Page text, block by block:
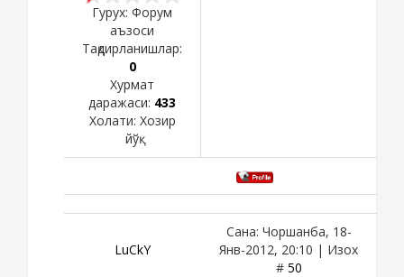
Гурух: Форум
аъзоси
Тақдирланишлар:
0
Хурмат
даражаси: 433
Холати: Хозир
йўқ
LuCkY
Сана: Чоршанба, 18-
Янв-2012, 20:10 | Изох
# 50